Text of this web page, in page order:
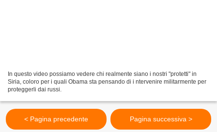
In questo video possiamo vedere chi realmente siano i nostri "protetti" in
Siria, coloro per i quali Obama sta pensando di i ntervenire militarmente per
proteggerli dai russi.
< Pagina precedente Pagina successiva >